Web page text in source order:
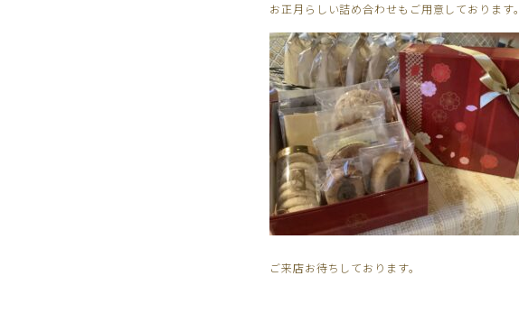
お正月らしい詰め合わせもご用意しております。
ご来店お待ちしております。